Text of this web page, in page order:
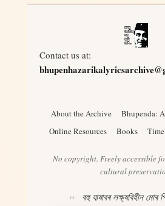
Contact us at:
About the Archive
Bhupenda:
Online Resources
Books
No copyright. Freely accessible
cultural
বহু যাযাবৰ লক্ষ্যবিহীন মোৰ